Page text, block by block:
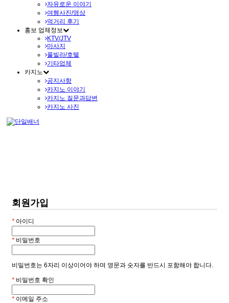
자유로운 이야기
여행사진/영상
먹거리 후기
홍보 업체정보
KTV/JTV
마사지
풀빌라/호텔
기타업체
카지노
공지사항
카지노 이야기
카지노 질문과답변
카지노 사진
회원가입
* 아이디
* 비밀번호
비밀번호는 6자리 이상이어야 하며 영문과 숫자를 반드시 포함해야 합니다.
* 비밀번호 확인
* 이메일 주소